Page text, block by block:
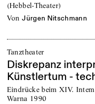
(Hebbel-Theater)
von Jürgen Nitschmann
Tanztheater
Diskrepanz
Künstlertum -
Eindrücke beim XIV.
Warna 1990